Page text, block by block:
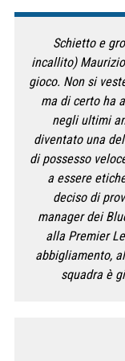
Schietto e
incallito)
gioco. Non si
ma di certo ha
negli ultimi
diventato una
di possesso
a essere
deciso di
manager dei
alla Premier
abbigliamento,
squadra è